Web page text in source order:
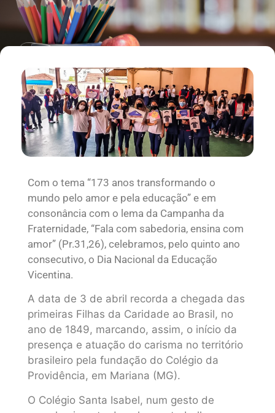
Com o tema “173 anos transformando o
mundo pelo amor e pela educação” e em
consonância com o lema da Campanha da
Fraternidade, “Fala com sabedoria, ensina com
amor” (Pr.31,26), celebramos, pelo quinto ano
consecutivo, o Dia Nacional da Educação
Vicentina.
A data de 3 de abril recorda a chegada das
primeiras Filhas da Caridade ao Brasil, no
ano de 1849, marcando, assim, o início da
presença e atuação do carisma no território
brasileiro pela fundação do Colégio da
Providência, em Mariana (MG).
O Colégio Santa Isabel, num gesto de